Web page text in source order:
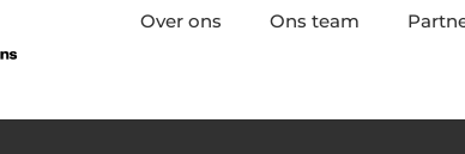
Over ons Ons team